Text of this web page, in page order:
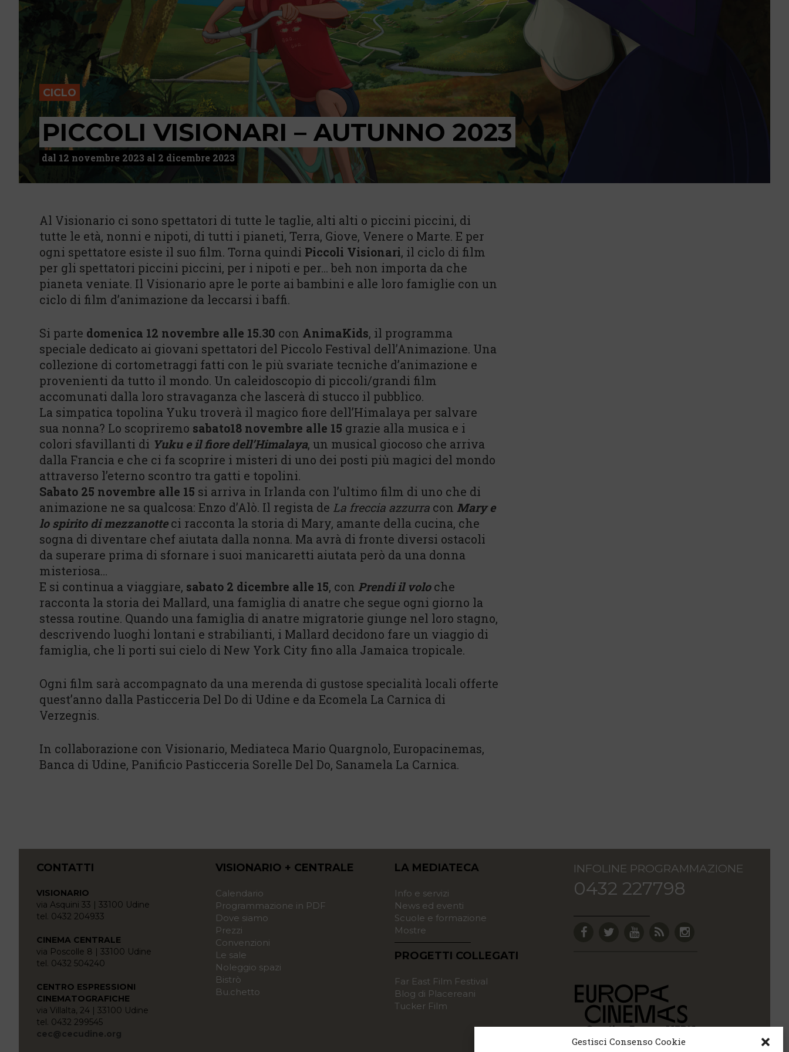
Gestisci Consenso Cookie
CICLO
PICCOLI VISIONARI – AUTUNNO 2023
dal 12 novembre 2023 al 2 dicembre 2023
Al Visionario ci sono spettatori di tutte le taglie, alti alti o piccini piccini, di
tutte le età, nonni e nipoti, di tutti i pianeti, Terra, Giove, Venere o Marte. E per
ogni spettatore esiste il suo film. Torna quindi Piccoli Visionari, il ciclo di film
per gli spettatori piccini piccini, per i nipoti e per… beh non importa da che
pianeta veniate. Il Visionario apre le porte ai bambini e alle loro famiglie con un
ciclo di film d’animazione da leccarsi i baffi.
Si parte domenica 12 novembre alle 15.30 con AnimaKids, il programma
speciale dedicato ai giovani spettatori del Piccolo Festival dell’Animazione. Una
collezione di cortometraggi fatti con le più svariate tecniche d’animazione e
provenienti da tutto il mondo. Un caleidoscopio di piccoli/grandi film
accomunati dalla loro stravaganza che lascerà di stucco il pubblico.
La simpatica topolina Yuku troverà il magico fiore dell’Himalaya per salvare
sua nonna? Lo scopriremo sabato18 novembre alle 15 grazie alla musica e i
colori sfavillanti di Yuku e il fiore dell’Himalaya, un musical giocoso che arriva
dalla Francia e che ci fa scoprire i misteri di uno dei posti più magici del mondo
attraverso l’eterno scontro tra gatti e topolini.
Sabato 25 novembre alle 15 si arriva in Irlanda con l’ultimo film di uno che di
animazione ne sa qualcosa: Enzo d’Alò. Il regista de La freccia azzurra con Mary e
lo spirito di mezzanotteci racconta la storia di Mary, amante della cucina, che
sogna di diventare chef aiutata dalla nonna. Ma avrà di fronte diversi ostacoli
da superare prima di sfornare i suoi manicaretti aiutata però da una donna
misteriosa…
E si continua a viaggiare, sabato 2 dicembre alle 15, con Prendi il voloche
racconta la storia dei Mallard, una famiglia di anatre che segue ogni giorno la
stessa routine. Quando una famiglia di anatre migratorie giunge nel loro stagno,
descrivendo luoghi lontani e strabilianti, i Mallard decidono fare un viaggio di
famiglia, che li porti sui cielo di New York City fino alla Jamaica tropicale.
Ogni film sarà accompagnato da una merenda di gustose specialità locali offerte
quest’anno dalla Pasticceria Del Do di Udine e da Ecomela La Carnica di
Verzegnis.
In collaborazione con Visionario, Mediateca Mario Quargnolo, Europacinemas,
Banca di Udine, Panificio Pasticceria Sorelle Del Do, Sanamela La Carnica.
CONTATTI
VISIONARIO
via Asquini 33 | 33100 Udine
tel. 0432 204933
CINEMA CENTRALE
via Poscolle 8 | 33100 Udine
tel. 0432 504240
CENTRO ESPRESSIONI
CINEMATOGRAFICHE
via Villalta, 24 | 33100 Udine
tel. 0432 299545
cec@cecudine.org
VISIONARIO + CENTRALE
Calendario
Programmazione in PDF
Dove siamo
Prezzi
Convenzioni
Le sale
Noleggio spazi
Bistrò
Bu.chetto
LA MEDIATECA
Info e servizi
News ed eventi
Scuole e formazione
Mostre
PROGETTI COLLEGATI
Far East Film Festival
Blog di Placereani
Tucker Film
INFOLINE PROGRAMMAZIONE
0432 227798